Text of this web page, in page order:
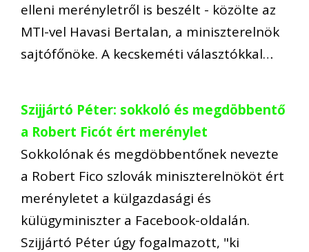
elleni merényletről is beszélt - közölte az
MTI-vel Havasi Bertalan, a miniszterelnök
sajtófőnöke. A kecskeméti választókkal…
Szijjártó Péter: sokkoló és megdöbbentő
a Robert Ficót ért merénylet
Sokkolónak és megdöbbentőnek nevezte
a Robert Fico szlovák miniszterelnököt ért
merényletet a külgazdasági és
külügyminiszter a Facebook-oldalán.
Szijjártó Péter úgy fogalmazott, "ki